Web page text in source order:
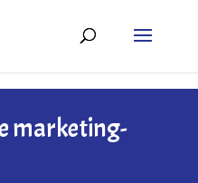
marketing-